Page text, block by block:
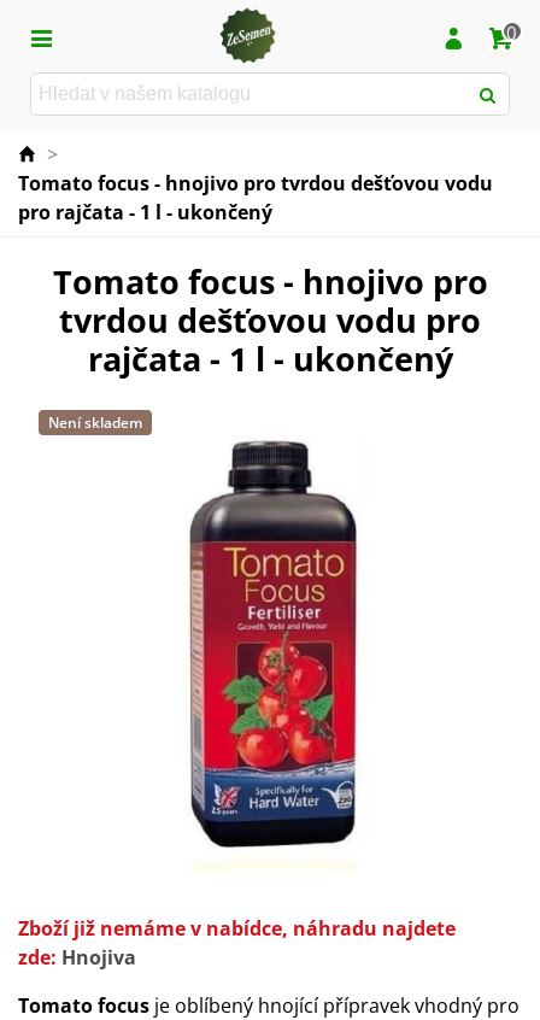
0
>
Tomato focus - hnojivo pro tvrdou dešťovou vodu
pro rajčata - 1 l - ukončený
Tomato focus - hnojivo pro
tvrdou dešťovou vodu pro
rajčata - 1 l - ukončený
Není skladem
Zboží již nemáme v nabídce, náhradu najdete
zde: Hnojiva
Tomato focus je oblíbený hnojící přípravek vhodný pro